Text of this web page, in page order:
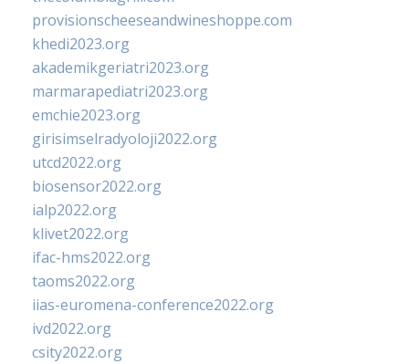
provisionscheeseandwineshoppe.com
khedi2023.org
akademikgeriatri2023.org
marmarapediatri2023.org
emchie2023.org
girisimselradyoloji2022.org
utcd2022.org
biosensor2022.org
ialp2022.org
klivet2022.org
ifac-hms2022.org
taoms2022.org
iias-euromena-conference2022.org
ivd2022.org
csity2022.org